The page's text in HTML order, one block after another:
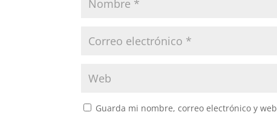
Guarda mi nombre, correo electrónico y